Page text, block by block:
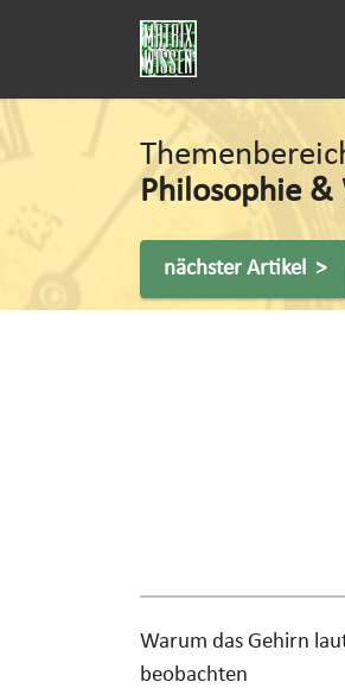
Philosophie &
nächster Artikel >
Warum das Gehirn
beobachten